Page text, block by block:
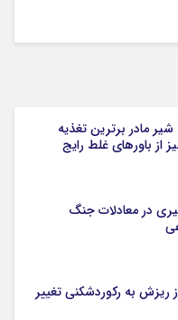
مادر برترین تغذیه
از باورهای غلط رایج
۲ چه تاثیری در معادلات جنگ
ریزش به رکوردشکنی تغییر